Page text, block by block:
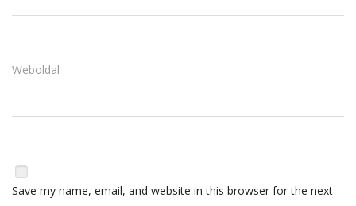
Weboldal
Save my name, email, and website in this browser for the next